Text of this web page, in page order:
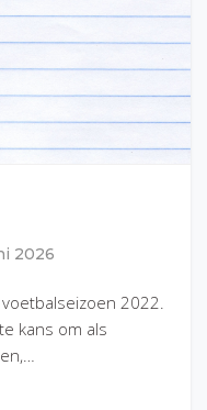
2026
2022.
kans om als